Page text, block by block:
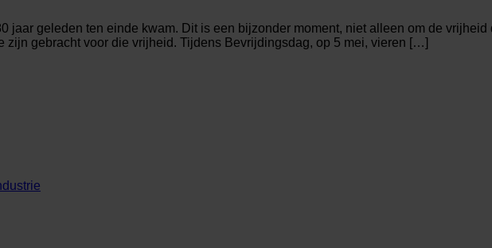
jaar geleden ten einde kwam. Dit is een bijzonder moment, niet alleen om de
zijn gebracht voor die vrijheid. Tijdens Bevrijdingsdag, op 5 mei, vieren […]